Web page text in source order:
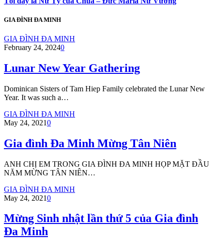
GIA ĐÌNH ĐA MINH
GIA ĐÌNH ĐA MINH
February 24, 20240
Lunar New Year Gathering
Dominican Sisters of Tam Hiep Family celebrated the Lunar New
Year. It was such a…
GIA ĐÌNH ĐA MINH
May 24, 20210
Gia đình Đa Minh Mừng Tân Niên
ANH CHỊ EM TRONG GIA ĐÌNH ĐA MINH HỌP MẶT ĐẦU
NĂM MỪNG TÂN NIÊN…
GIA ĐÌNH ĐA MINH
May 24, 20210
Mừng Sinh nhật lần thứ 5 của Gia đình
Đa Minh